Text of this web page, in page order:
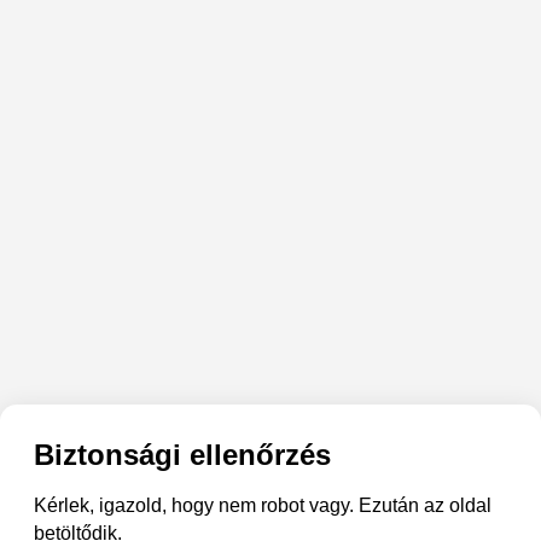
Biztonsági ellenőrzés
Kérlek, igazold, hogy nem robot vagy. Ezután az oldal
betöltődik.